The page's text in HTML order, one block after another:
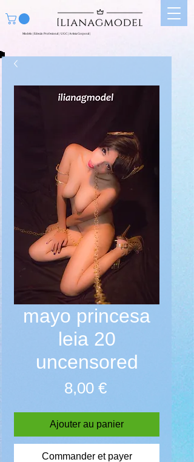
Modelo | Edecán Profesional | UGC | Artista Corporal |
mayo princesa
leia 20
uncensored
8,00 €Prix
Ajouter au panier
Commander et payer